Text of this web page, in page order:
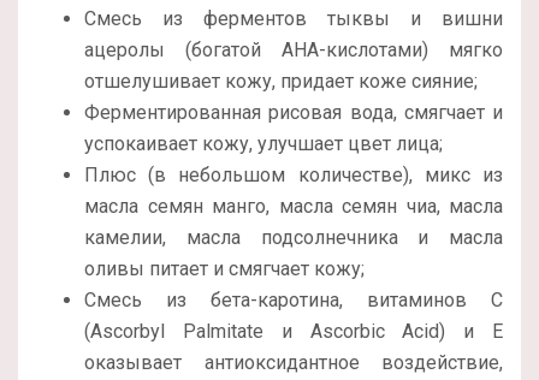
Смесь из ферментов тыквы и вишни
ацеролы (богатой AHA-кислотами) мягко
отшелушивает кожу, придает коже сияние;
Ферментированная рисовая вода, смягчает и
успокаивает кожу, улучшает цвет лица;
Плюс (в небольшом количестве), микс из
масла семян манго, масла семян чиа, масла
камелии, масла подсолнечника и масла
оливы питает и смягчает кожу;
Смесь из бета-каротина, витаминов С
(Ascorbyl Palmitate и Ascorbic Acid) и Е
оказывает антиоксидантное воздействие,